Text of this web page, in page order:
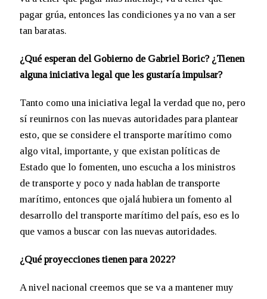
pagar grúa, entonces las condiciones ya no van a ser
tan baratas.
¿Qué esperan del Gobierno de Gabriel Boric? ¿Tienen
alguna iniciativa legal que les gustaría impulsar?
Tanto como una iniciativa legal la verdad que no, pero
sí reunirnos con las nuevas autoridades para plantear
esto, que se considere el transporte marítimo como
algo vital, importante, y que existan políticas de
Estado que lo fomenten, uno escucha a los ministros
de transporte y poco y nada hablan de transporte
marítimo, entonces que ojalá hubiera un fomento al
desarrollo del transporte marítimo del país, eso es lo
que vamos a buscar con las nuevas autoridades.
¿Qué proyecciones tienen para 2022?
A nivel nacional creemos que se va a mantener muy